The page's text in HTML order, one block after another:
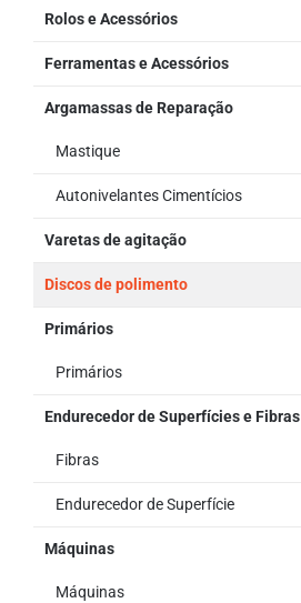
Rolos e Acessórios
Ferramentas e Acessórios
Argamassas de Reparação
Mastique
Autonivelantes Cimentícios
Varetas de agitação
Discos de polimento
Primários
Primários
Endurecedor de Superfícies e Fibras
Fibras
Endurecedor de Superfície
Máquinas
Máquinas